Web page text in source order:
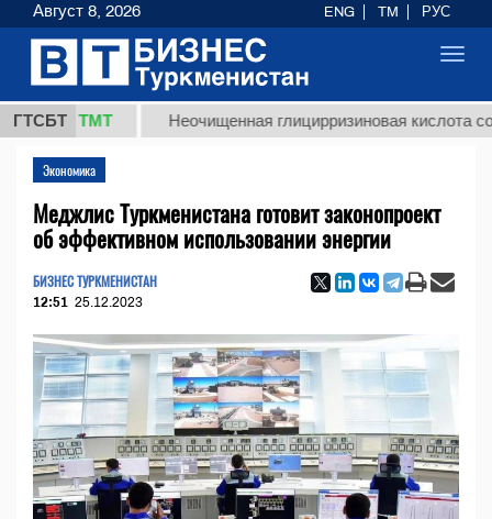
ГТСБТ
ТМТ Неочищенная глицирризиновая кислота
Экономика
Меджлис Туркменистана готовит законопроект
об эффективном использовании энергии
БИЗНЕС ТУРКМЕНИСТАН
12:51 25.12.2023
Август 8, 2026 ENG TM РУС